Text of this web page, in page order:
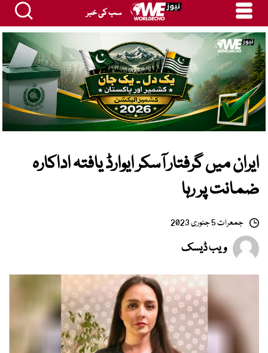
سب کی خبر
ایران میں گرفتار آسکر ایوارڈ یافتہ اداکارہ
ضمانت پر رہا
جمعرات 5 جنوری 2023
ویب ڈیسک